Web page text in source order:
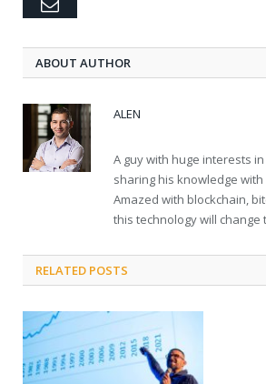
ABOUT AUTHOR
ALEN
A guy with huge interests
sharing his knowledge
Amazed with blockchain,
this technology will change
RELATED POSTS